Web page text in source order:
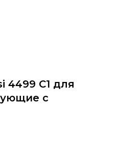
4499 C1 для
с